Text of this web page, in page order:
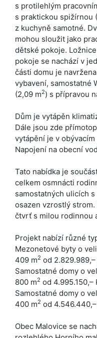
s protilehlým
s praktickou spižírnou
z kuchyně samotné.
mohou sloužit jako
dětské pokoje. Ložnice
pokoje se nachází v
části domu je
vybavení, samostatné
(2,09 m2) s přípravou
Dům je vytápěn
Dále jsou zde
vytápění je v
Napojení na obecní
Tato nabídka je
celkem osmnácti
samostatných ulicích
osazen vzrostlý
čtvrť s milou rodinnou
Projekt nabízí různé
Mezonetové byty o
409 m2 od
Samostatné domy o
800 m2 od
Samostatné domy o
400 m2 od
Obec Malovice se